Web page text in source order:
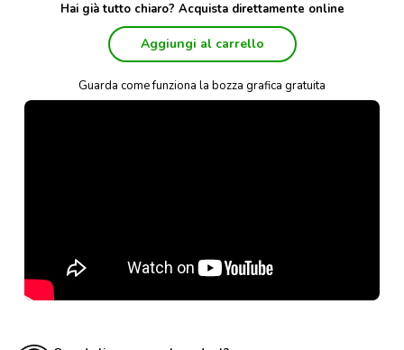
Hai già tutto chiaro? Acquista direttamente online
Aggiungi al carrello
Guarda come funziona la bozza grafica gratuita